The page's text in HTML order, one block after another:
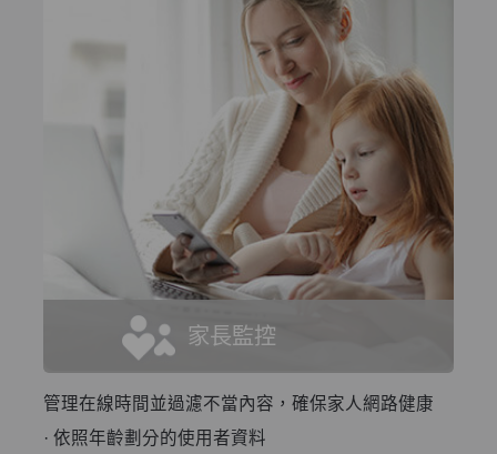
家長監控
管理在線時間並過濾不當內容，確保家人網路健康
· 依照年齡劃分的使用者資料